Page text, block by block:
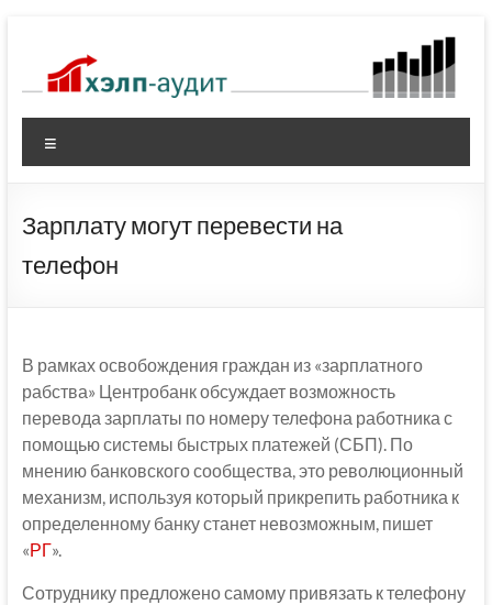
содержимому
Зарплату могут перевести на
телефон
В рамках освобождения граждан из «зарплатного
рабства» Центробанк обсуждает возможность
перевода зарплаты по номеру телефона работника с
помощью системы быстрых платежей (СБП). По
мнению банковского сообщества, это революционный
механизм, используя который прикрепить работника к
определенному банку станет невозможным, пишет
«РГ».
Сотруднику предложено самому привязать к телефону